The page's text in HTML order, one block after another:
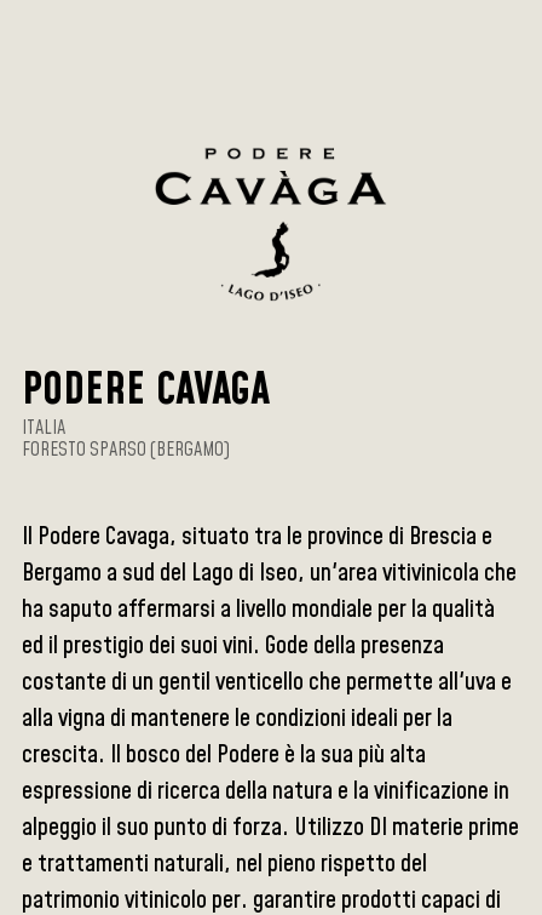
PODERE CAVAGA
ITALIA
FORESTO SPARSO (BERGAMO)
Il Podere Cavaga, situato tra le province di Brescia e
Bergamo a sud del Lago di Iseo, un'area vitivinicola che
ha saputo affermarsi a livello mondiale per la qualità
ed il prestigio dei suoi vini. Gode della presenza
costante di un gentil venticello che permette all'uva e
alla vigna di mantenere le condizioni ideali per la
crescita. Il bosco del Podere è la sua più alta
espressione di ricerca della natura e la vinificazione in
alpeggio il suo punto di forza. Utilizzo DI materie prime
e trattamenti naturali, nel pieno rispetto del
patrimonio vitinicolo per. garantire prodotti capaci di